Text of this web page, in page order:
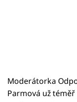
Moderátorka
Parmová už